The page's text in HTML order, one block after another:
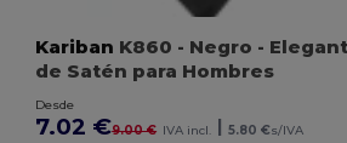
Kariban K860 - Negro -
de Satén para Hombres
Desde
7.02 €9.00 € IVA incl. | 5.80 €s/IVA